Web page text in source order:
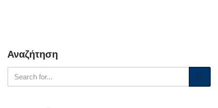
Αναζήτηση